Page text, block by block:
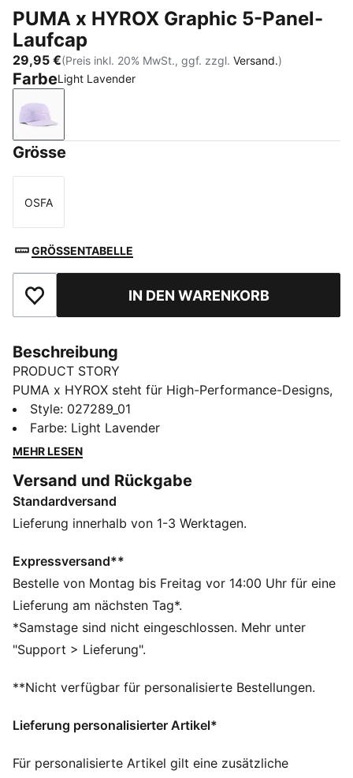
PUMA x HYROX Graphic 5-Panel-
Laufcap
29,95 €(Preis inkl. 20% MwSt., ggf. zzgl. Versand.)
FarbeLight Lavender
Light Lavender
Grösse
Größe
OSFA
GRÖSSENTABELLE
Zu Favoriten hinzufügenIN DEN WARENKORB
Beschreibung
PRODUCT STORY
PUMA x HYROX steht für High-Performance-Designs,
die speziell für das ultimative Fitness-Race entwickelt
wurden. Diese Trainingscap mit Grafik lässt sich für
den Koffer zusammenfalten und verfügt über
FEATURES + VORTEILE
FEUCHTIGKEITSREGULIERUNG: Bleib trocken und fühl
dich wohl – dank dryCELL Funktionsmaterialien, die
GERINGES GEWICHT: Das ultraleichte ULTRAWEAVE
Präzisionsgewebe mit feuchtigkeitsableitender
dryCELL Technologie sorgt für uneingeschränkte
Bewegungsfreiheit und trockenen Komfort
Hergestellt aus mindestens 50 % recycelten
Materialien
Entworfen für: Training
HYROX x PUMA Allover-Digitalprint
Charakteristische PUMA Designelemente
Style: 027289_01
Farbe: Light Lavender
MEHR LESEN
Versand und Rückgabe
Standardversand
Lieferung innerhalb von 1-3 Werktagen.
Expressversand**
Bestelle von Montag bis Freitag vor 14:00 Uhr für eine
Lieferung am nächsten Tag*.
*Samstage sind nicht eingeschlossen. Mehr unter
"Support > Lieferung".
**Nicht verfügbar für personalisierte Bestellungen.
Lieferung personalisierter Artikel*
Für personalisierte Artikel gilt eine zusätzliche